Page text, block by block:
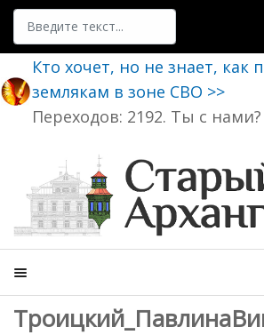
Поиск
Кто хочет, но не знает,
землякам в зоне СВО >>
Переходов: 2192. Ты с нами?